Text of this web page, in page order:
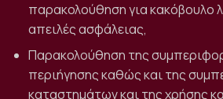
παρακολούθηση για κακόβουλο
απειλές ασφάλειας,
Παρακολούθηση της
περιήγησης καθώς και της
καταστημάτων και της χρήσης